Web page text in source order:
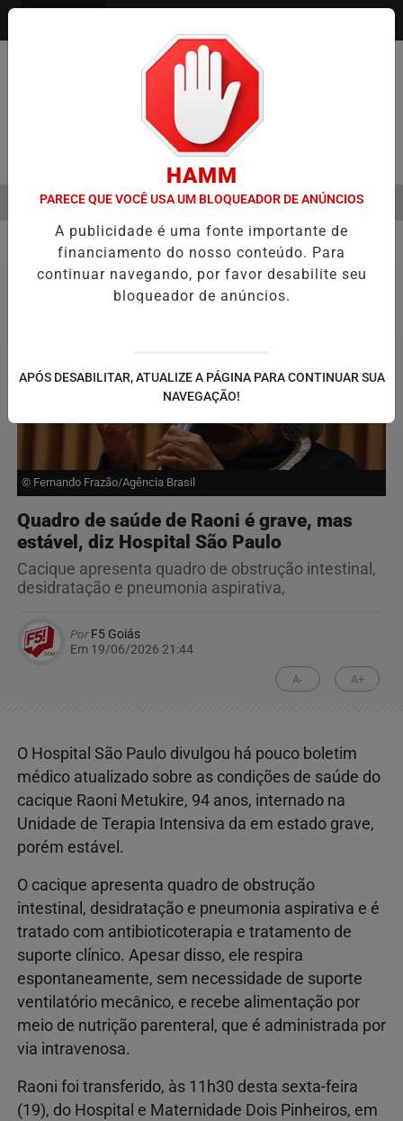
Pesquisar Notícia
É A VIRADA DO VAREJO ÓPTICO EM 2026 WELTON
EM ALTA
MENU
Saúde
© Fernando Frazão/Agência Brasil
Quadro de saúde de Raoni é grave, mas
estável, diz Hospital São Paulo
Cacique apresenta quadro de obstrução intestinal,
desidratação e pneumonia aspirativa,
PorF5 Goiás
Em 19/06/2026 21:44
A- A+
O Hospital São Paulo divulgou há pouco boletim
médico atualizado sobre as condições de saúde do
cacique Raoni Metukire, 94 anos, internado na
Unidade de Terapia Intensiva da em estado grave,
porém estável.
O cacique apresenta quadro de obstrução
intestinal, desidratação e pneumonia aspirativa e é
tratado com antibioticoterapia e tratamento de
suporte clínico. Apesar disso, ele respira
espontaneamente, sem necessidade de suporte
ventilatório mecânico, e recebe alimentação por
meio de nutrição parenteral, que é administrada por
via intravenosa.
Raoni foi transferido, às 11h30 desta sexta-feira
(19), do Hospital e Maternidade Dois Pinheiros, em
HAMM
PARECE QUE VOCÊ USA UM BLOQUEADOR DE ANÚNCIOS
A publicidade é uma fonte importante de
financiamento do nosso conteúdo. Para
continuar navegando, por favor desabilite seu
bloqueador de anúncios.
APÓS DESABILITAR, ATUALIZE A PÁGINA PARA CONTINUAR SUA
NAVEGAÇÃO!